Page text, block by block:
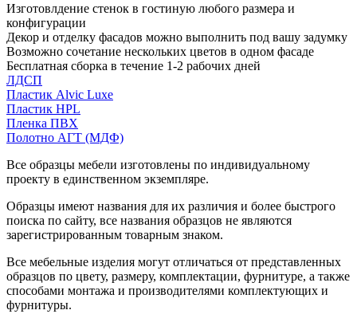
Изготовлдение стенок в гостиную любого размера и
конфигурации
Декор и отделку фасадов можно выполнить под вашу задумку
Возможно сочетание нескольких цветов в одном фасаде
Бесплатная сборка в течение 1-2 рабочих дней
ЛДСП
Пластик Alvic Luxe
Пластик HPL
Пленка ПВХ
Полотно АГТ (МДФ)
Все образцы мебели изготовлены по индивидуальному
проекту в единственном экземпляре.
Образцы имеют названия для их различия и более быстрого
поиска по сайту, все названия образцов не являются
зарегистрированным товарным знаком.
Все мебельные изделия могут отличаться от представленных
образцов по цвету, размеру, комплектации, фурнитуре, а также
способами монтажа и производителями комплектующих и
фурнитуры.